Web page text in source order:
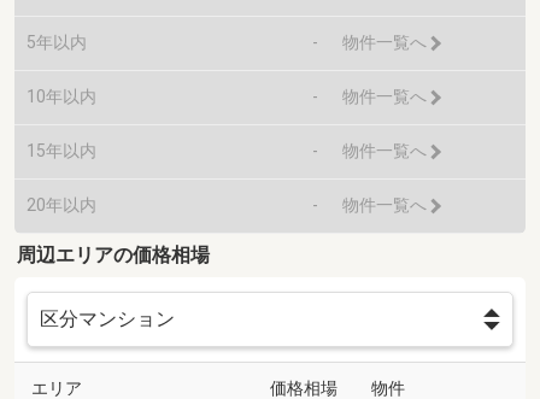
5年以内 - 物件一覧へ
10年以内 - 物件一覧へ
15年以内 - 物件一覧へ
20年以内 - 物件一覧へ
周辺エリアの価格相場
エリア 価格相場 物件